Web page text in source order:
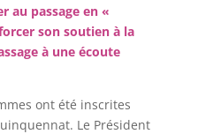
au passage en «
son soutien à la
à une écoute
ont été inscrites
Le Président